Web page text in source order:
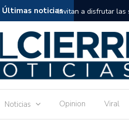
Últimas noticias
para mamás
Invitan a disfrutar las
Ronquillo este jueves.
Noticias Opinion Viral